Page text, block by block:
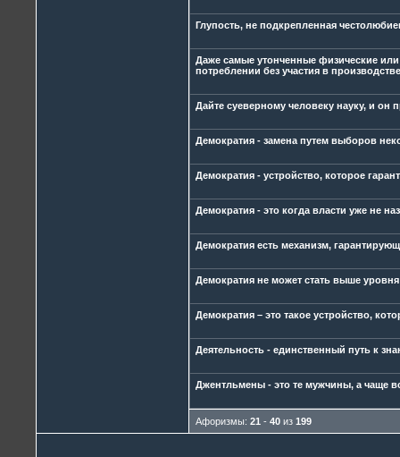
Глупость, не подкрепленная
Даже самые утонченные физические или
потреблении без участия в
Дайте суеверному человеку науку, и он
Демократия - замена путем выборов
Демократия - устройство, которое
Демократия - это когда власти уже не
Демократия есть механизм,
Демократия не может стать выше уровня
Демократия – это такое устройство,
Деятельность - единственный путь к
Джентльмены - это те мужчины, а чаще
Афоризмы: 21 - 40 из 199